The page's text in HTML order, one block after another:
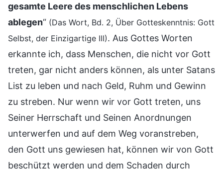
gesamte Leere des menschlichen Lebens
ablegen“ (Das Wort, Bd. 2, Über Gotteskenntnis: Gott
Selbst, der Einzigartige III). Aus Gottes Worten
erkannte ich, dass Menschen, die nicht vor Gott
treten, gar nicht anders können, als unter Satans
List zu leben und nach Geld, Ruhm und Gewinn
zu streben. Nur wenn wir vor Gott treten, uns
Seiner Herrschaft und Seinen Anordnungen
unterwerfen und auf dem Weg voranstreben,
den Gott uns gewiesen hat, können wir von Gott
beschützt werden und dem Schaden durch